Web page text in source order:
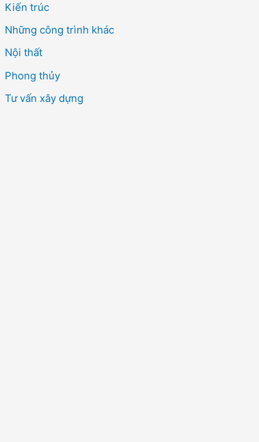
ế
m
:
Kiến trúc
Những công trình khác
Nội thất
Phong thủy
Tư vấn xây dựng